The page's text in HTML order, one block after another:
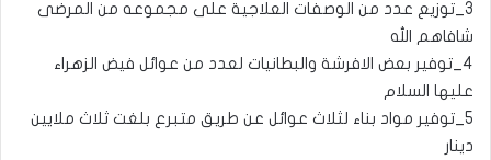
3_توزيع عدد من الوصفات العلاجية على مجموعه من المرضى
شافاهم الله
4_توفير بعض الافرشة والبطانيات لعدد من عوائل فيض الزهراء
عليها السلام
5_توفير مواد بناء لثلاث عوائل عن طريق متبرع بلغت ثلاث ملايين
دينار